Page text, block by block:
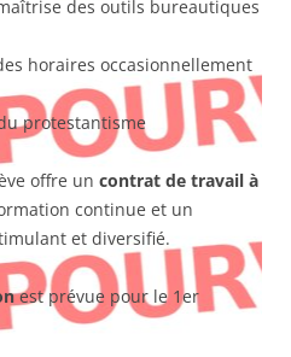
des outils bureautiques
horaires occasionnellement
protestantisme
offre un contrat de travail à
continue et un
et diversifié.
est prévue pour le 1er